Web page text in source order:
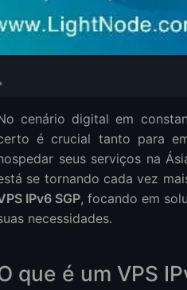
IPv6 em Cingapura
do VPS NAT
de VPS em Cingapura
de Entrada
cenário digital em
é crucial tanto para
seus serviços na
se tornando cada vez
IPv6 SGP, focando em
necessidades.
que é um VPS